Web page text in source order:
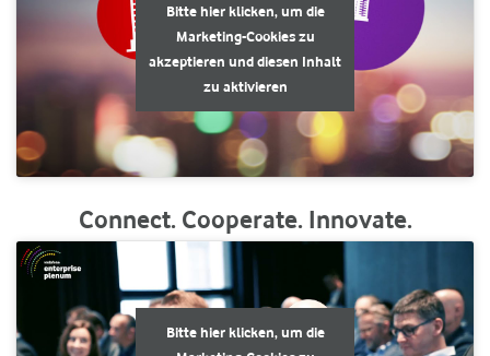
Bitte hier klicken, um die
Marketing-Cookies zu
akzeptieren und diesen Inhalt
zu aktivieren
Connect. Cooperate. Innovate.
Bitte hier klicken, um die